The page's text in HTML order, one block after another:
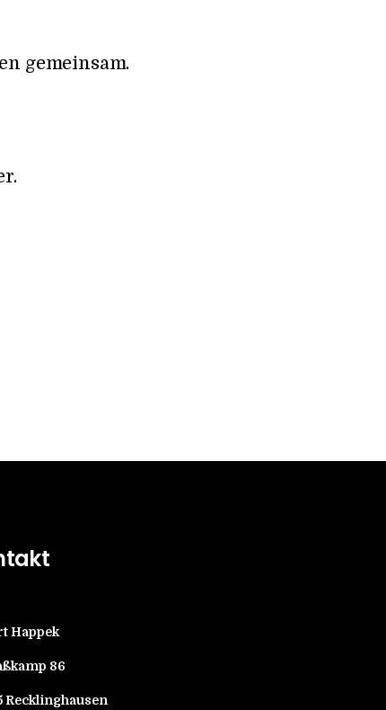
gemeinsam.
Happek
86
Recklinghausen